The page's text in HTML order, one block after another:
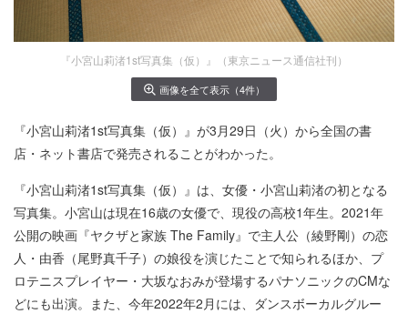
『小宮山莉渚1st写真集（仮）』（東京ニュース通信社刊）
画像を全て表示（4件）
『小宮山莉渚1st写真集（仮）』が3月29日（火）から全国の書
店・ネット書店で発売されることがわかった。
『小宮山莉渚1st写真集（仮）』は、女優・小宮山莉渚の初となる
写真集。小宮山は現在16歳の女優で、現役の高校1年生。2021年
公開の映画『ヤクザと家族 The Family』で主人公（綾野剛）の恋
人・由香（尾野真千子）の娘役を演じたことで知られるほか、プ
ロテニスプレイヤー・大坂なおみが登場するパナソニックのCMな
どにも出演。また、今年2022年2月には、ダンスボーカルグルー